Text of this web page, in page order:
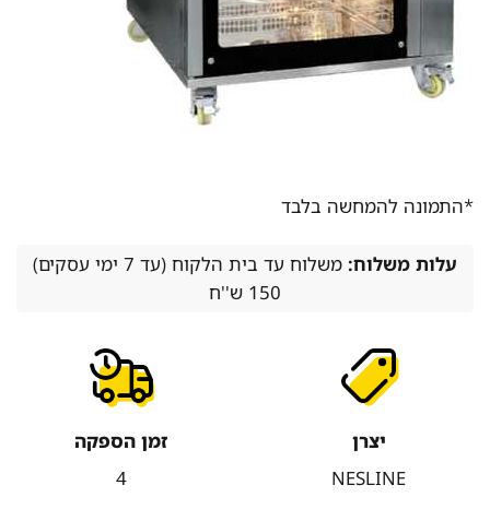
*התמונה להמחשה בלבד
עלות משלוח:
משלוח עד בית הלקוח (עד 7 ימי עסקים)
150 ש''ח
יצרן
NESLINE
זמן הספקה